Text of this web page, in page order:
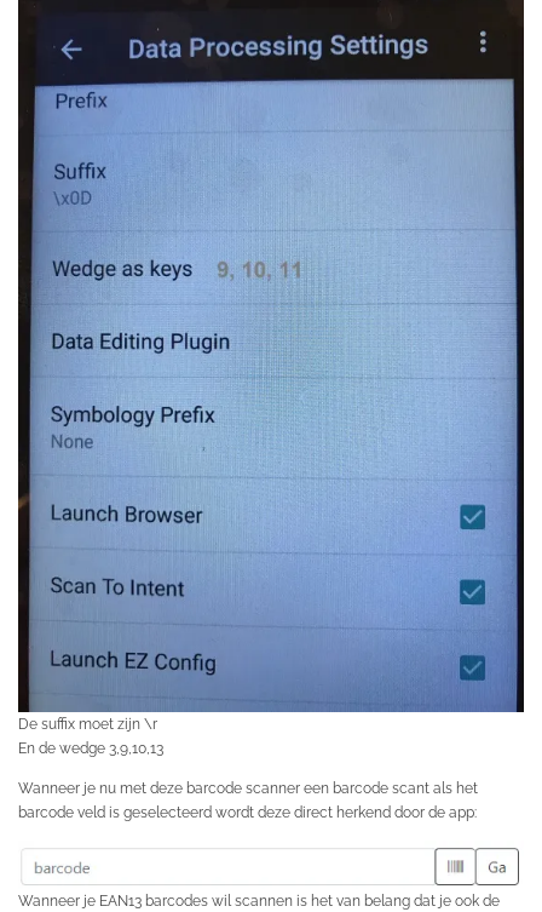
De suffix moet zijn \r
En de wedge 3,9,10,13
Wanneer je nu met deze barcode scanner een barcode scant als het
barcode veld is geselecteerd wordt deze direct herkend door de app:
Wanneer je EAN13 barcodes wil scannen is het van belang dat je ook de